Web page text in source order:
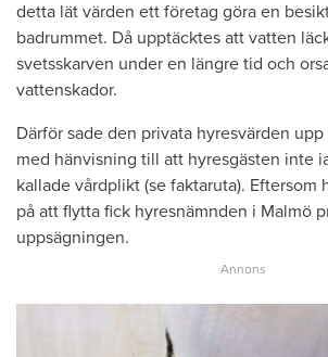
detta lät värden ett företag göra en
badrummet. Då upptäcktes att vatten
svetsskarven under en längre tid och
vattenskador.
Därför sade den privata hyresvärden
med hänvisning till att hyresgästen inte
kallade vårdplikt (se faktaruta). Eftersom
på att flytta fick hyresnämnden i Malmö
uppsägningen.